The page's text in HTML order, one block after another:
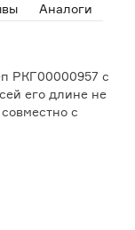
Аналоги
РКГ00000957 с
его длине не
с
нагрузкам.
при монтажных